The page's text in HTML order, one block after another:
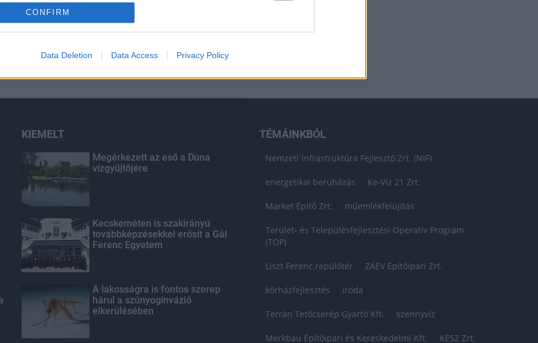
allow Google to enable storage related to security, including
functionality and fraud prevention, and other user protection.
CONFIRM
Data Deletion Data Access Privacy Policy
éve futott ki
Fáklyafényben tárul fel
belvárosa
KIEMELT
Megérkezett az eső a Duna
vízgyűjtőjére
Kecskeméten is szakirányú
továbbképzésekkel erősít a Gál
Ferenc Egyetem
A lakosságra is fontos szerep
hárul a szúnyoginvázió
elkerülésében
TÉMÁINKBÓL
Nemzeti Infrastruktúra Fejlesztő Zrt. (NIF)
energetikai beruházás Ke-Víz 21 Zrt.
Market Építő Zrt. műemlékfelújítás
Terület- és Településfejlesztési Operatív Program
(TOP)
Liszt Ferenc repülőtér ZÁÉV Építőipari Zrt.
kórházfejlesztés iroda
Terrán Tetőcserép Gyártó Kft. szennyvíz
Merkbau Építőipari és Kereskedelmi Kft. KÉSZ Zrt.